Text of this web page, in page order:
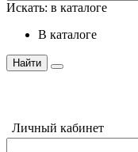
Искать: в каталоге
в каталоге
Найти
Личный кабинет